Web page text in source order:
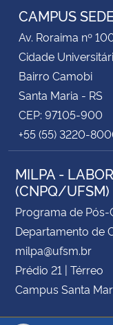
CAMPUS
Av. Roraima nº
Cidade
Bairro Camobi
Santa Maria - RS
CEP: 97105-900
+55 (55) 3220-
MILPA -
(CNPQ/UFSM)
Programa de
Departamento de
milpa@ufsm.br
Prédio 21 | Térreo
Campus Santa